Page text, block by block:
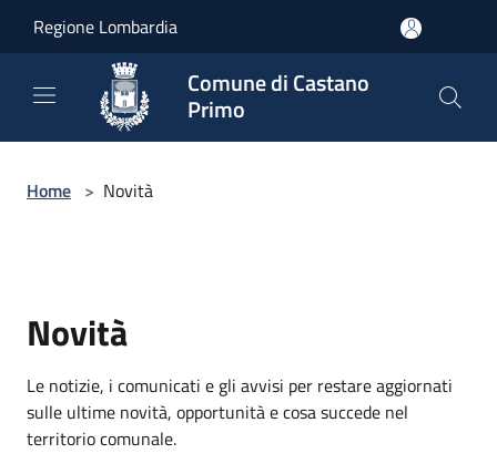
Regione Lombardia
Comune di Castano
Primo
Home > Novità
Novità
Le notizie, i comunicati e gli avvisi per restare aggiornati
sulle ultime novità, opportunità e cosa succede nel
territorio comunale.